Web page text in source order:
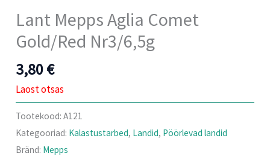
Lant Mepps Aglia Comet
Gold/Red Nr3/6,5g
3,80€
Laost otsas
Tootekood:A121
Kategooriad: Kalastustarbed, Landid, Pöörlevad landid
Bränd: Mepps